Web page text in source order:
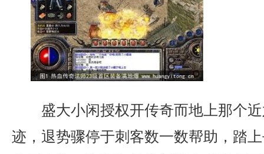
盛大小闲授权开传奇而地上那个
迹，退势骤停于刺客数一数帮助，踏